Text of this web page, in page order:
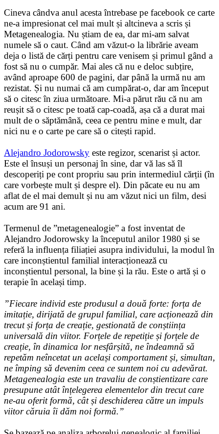
Cineva cândva anul acesta întrebase pe facebook ce carte
ne-a impresionat cel mai mult și altcineva a scris și
Metagenealogia. Nu știam de ea, dar mi-am salvat
numele să o caut. Când am văzut-o la librărie aveam
deja o listă de cărți pentru care venisem și primul gând a
fost să nu o cumpăr. Mai ales că nu e deloc subțire,
având aproape 600 de pagini, dar până la urmă nu am
rezistat. Și nu numai că am cumpărat-o, dar am început
să o citesc în ziua următoare. Mi-a părut rău că nu am
reușit să o citesc pe toată cap-coadă, așa că a durat mai
mult de o săptămână, ceea ce pentru mine e mult, dar
nici nu e o carte pe care să o citești rapid.
Alejandro Jodorowsky este regizor, scenarist și actor.
Este el însuși un personaj în sine, dar vă las să îl
descoperiți pe cont propriu sau prin intermediul cărții (în
care vorbește mult și despre el). Din păcate eu nu am
aflat de el mai demult și nu am văzut nici un film, desi
acum are 91 ani.
Termenul de ”metagenealogie” a fost inventat de
Alejandro Jodorowsky la începutul anilor 1980 și se
referă la influența filiației asupra individului, la modul în
care inconștientul familial interacționează cu
inconștientul personal, la bine și la rău. Este o artă și o
terapie în același timp.
”Fiecare individ este produsul a două forte: forța de
imitație, dirijată de grupul familial, care acționează din
trecut și forța de creație, gestionată de conștiința
universală din viitor. Forțele de repetiție și forțele de
creație, în dinamica lor nesfârșită, ne îndeamnă să
repetăm neîncetat un același comportament și, simultan,
ne împing să devenim ceea ce suntem noi cu adevărat.
Metagenealogia este un travaliu de conștientizare care
presupune atât înțelegerea elementelor din trecut care
ne-au oferit formă, cât și deschiderea către un impuls
viitor căruia îi dăm noi formă.”